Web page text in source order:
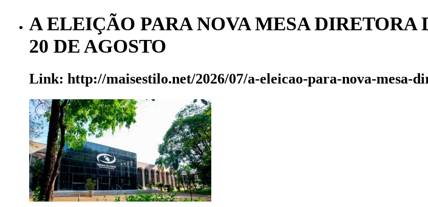
A ELEIÇÃO PARA NOVA MESA
20 DE AGOSTO
Link: http://maisestilo.net/2026/07/a-eleicao-para-nova-mesa-